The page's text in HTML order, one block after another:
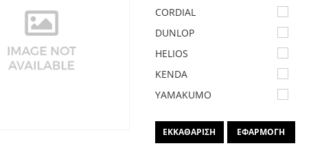
CORDIAL
DUNLOP
HELIOS
KENDA
YAMAKUMO
ΕΦΑΡΜΟΓΗ
ΕΚΚΑΘΑΡΙΣΗ